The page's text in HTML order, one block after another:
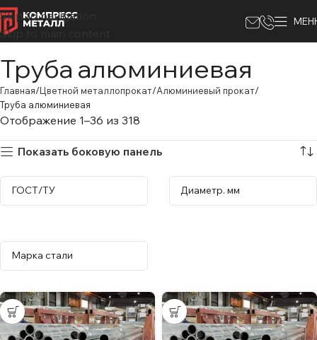
Skip to navigation
Skip to main content
Труба алюминиевая
Главная Цветной металлопрокат Алюминиевый прокат
Труба алюминиевая
Отображение 1–36 из 318
Показать боковую панель